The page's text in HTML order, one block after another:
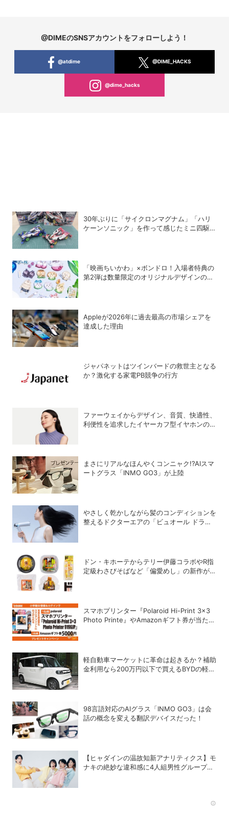
@DIMEのSNSアカウントをフォローしよう！
@atdime @DIME_HACKS
@dime_hacks
30年ぶりに「サイクロンマグナム」「ハリ
ケーンソニック」を作って感じたミニ四駆の
「映画ちいかわ」×ボンドロ！入場者特典の
第2弾は数量限定のオリジナルデザインのボ
Appleが2026年に過去最⾼の市場シェアを
達成した理由
ジャパネットはツインバードの救世主となる
か？激化する家電PB競争の行方
ファーウェイからデザイン、音質、快適性、
利便性を追求したイヤーカフ型イヤホンのフ
まさにリアルなほんやくコンニャク!?AIスマ
ートグラス「INMO GO3」が上陸
やさしく乾かしながら髪のコンディションを
整えるドクターエアの「ビュオール ドライ
ドン・キホーテからテリー伊藤コラボやR指
定級わさびそばなど「偏愛めし」の新作が
スマホプリンター『Polaroid Hi-Print 3×3
Photo Printe』やAmazonギフト券が当た
軽自動車マーケットに革命は起きるか？補助
金利用なら200万円以下で買えるBYDの軽
98言語対応のAIグラス「INMO GO3」は会
話の概念を変える翻訳デバイスだった！
【ヒャダインの温故知新アナリティクス】モ
ナキの絶妙な違和感に4人組男性グループの